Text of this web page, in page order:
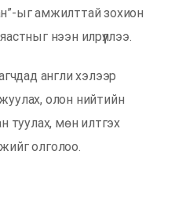
ыг амжилттай зохион
нээн илрүүллээ.
англи хэлээр
олон нийтийн
туулах, мөн илтгэх
олголоо.